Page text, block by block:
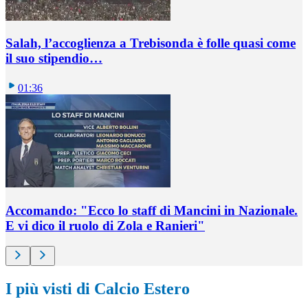
Salah, l’accoglienza a Trebisonda è folle quasi come
il suo stipendio…
01:36
Accomando: "Ecco lo staff di Mancini in Nazionale.
E vi dico il ruolo di Zola e Ranieri"
I più visti di Calcio Estero